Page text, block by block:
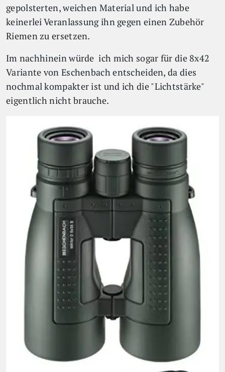
gepolsterten, weichen Material und ich habe
keinerlei Veranlassung ihn gegen einen Zubehör
Riemen zu ersetzen.
Im nachhinein würde ich mich sogar für die 8x42
Variante von Eschenbach entscheiden, da dies
nochmal kompakter ist und ich die "Lichtstärke"
eigentlich nicht brauche.